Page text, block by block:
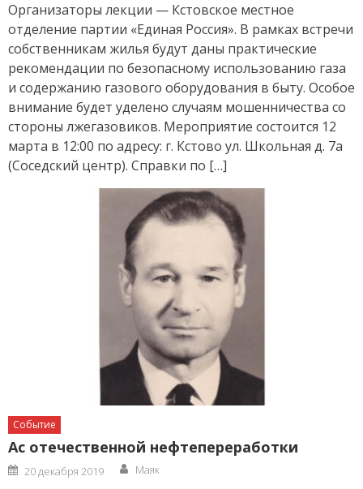
Организаторы лекции — Кстовское местное
отделение партии «Единая Россия». В рамках встречи
собственникам жилья будут даны практические
рекомендации по безопасному использованию газа
и содержанию газового оборудования в быту. Особое
внимание будет уделено случаям мошенничества со
стороны лжегазовиков. Мероприятие состоится 12
марта в 12:00 по адресу: г. Кстово ул. Школьная д. 7а
(Соседский центр). Справки по […]
Событие
Ас отечественной нефтепереработки
Posted
on
20 декабря 2019 Author
Маяк